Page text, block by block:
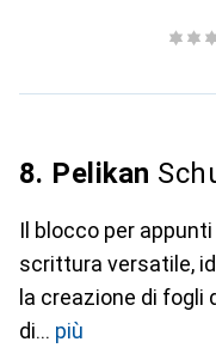
8. Pelikan
Il blocco per
scrittura versatile,
la creazione di fogli
di
più